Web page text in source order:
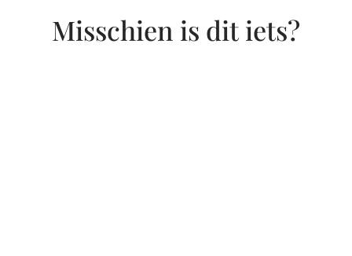
Misschien is dit iets?